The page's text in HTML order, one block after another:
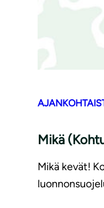
Mikä
Mikä kevät!